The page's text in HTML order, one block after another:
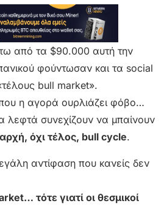
από τα $90.000 αυτή την
φούντωσαν και τα social
bull market».
η αγορά ουρλιάζει φόβο…
λεφτά συνεχίζουν να μπαίνουν
αρχή, όχι τέλος, bull cycle.
αντίφαση που κανείς δεν
τότε γιατί οι θεσμικοί